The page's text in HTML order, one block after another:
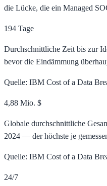
die Lücke, die ein Managed
194 Tage
Durchschnittliche Zeit bis zur
bevor die Eindämmung
Quelle: IBM Cost of a Data
4,88 Mio. $
Globale durchschnittliche
2024 — der höchste je
Quelle: IBM Cost of a Data
24/7